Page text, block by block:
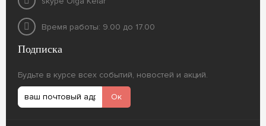
Время работы: 9.00 до 17.00
Подписка
Будьте в курсе всех событий, новостей и акций.